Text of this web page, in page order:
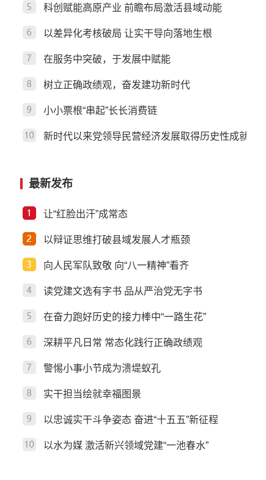
科创赋能高原产业 前瞻布局激活县域动能
以差异化考核破局 让实干导向落地生根
在服务中突破，于发展中赋能
树立正确政绩观，奋发建功新时代
小小票根“串起”长长消费链
新时代以来党领导民营经济发展取得历史性成就
最新发布
让“红脸出汗”成常态
以辩证思维打破县域发展人才瓶颈
向人民军队致敬 向“八一精神”看齐
读党建文选有字书 品从严治党无字书
在奋力跑好历史的接力棒中“一路生花”
深耕平凡日常 常态化践行正确政绩观
警惕小事小节成为溃堤蚁孔
实干担当绘就幸福图景
以忠诚实干斗争姿态 奋进“十五五”新征程
以水为媒 激活新兴领域党建“一池春水”